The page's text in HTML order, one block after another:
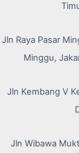
Jln Raya Pasar
Minggu,
Jln Kembang V
Jln Wibawa